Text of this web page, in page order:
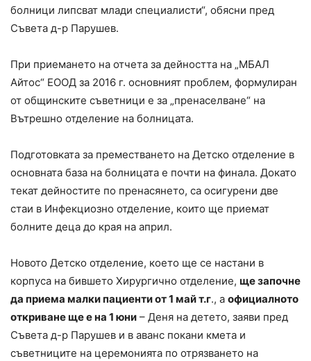
болници липсват млади специалисти“, обясни пред
Съвета д-р Парушев.
При приемането на отчета за дейността на „МБАЛ
Айтос“ ЕООД за 2016 г. основният проблем, формулиран
от общинските съветници е за „пренаселване“ на
Вътрешно отделение на болницата.
Подготовката за преместването на Детско отделение в
основната база на болницата е почти на финала. Докато
текат дейностите по пренасянето, са осигурени две
стаи в Инфекциозно отделение, които ще приемат
болните деца до края на април.
Новото Детско отделение, което ще се настани в
корпуса на бившето Хирургично отделение, ще започне
да приема малки пациенти от 1 май т.г., а официалното
откриване ще е на 1 юни – Деня на детето, заяви пред
Съвета д-р Парушев и в аванс покани кмета и
съветниците на церемонията по отрязването на